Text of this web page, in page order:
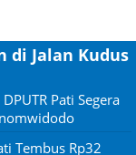
di Jalan Kudus
Pati Segera
Tembus Rp32